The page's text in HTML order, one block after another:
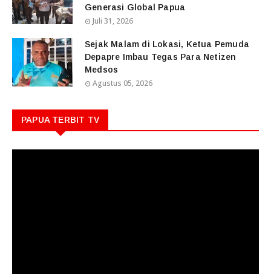
Generasi Global Papua
Juli 31, 2026
Sejak Malam di Lokasi, Ketua Pemuda
Depapre Imbau Tegas Para Netizen
Medsos
Agustus 05, 2026
PAPUA TERBIT TV